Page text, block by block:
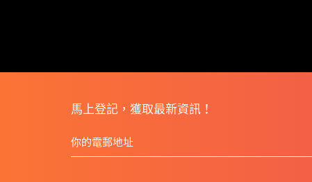
馬上登記，獲取最新資訊！